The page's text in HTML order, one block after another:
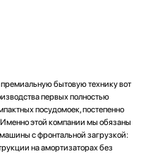
бытовую технику вот
первых полностью
посудомоек, постепенно
этой компании мы обязаны
с фронтальной загрузкой:
на амортизаторах без